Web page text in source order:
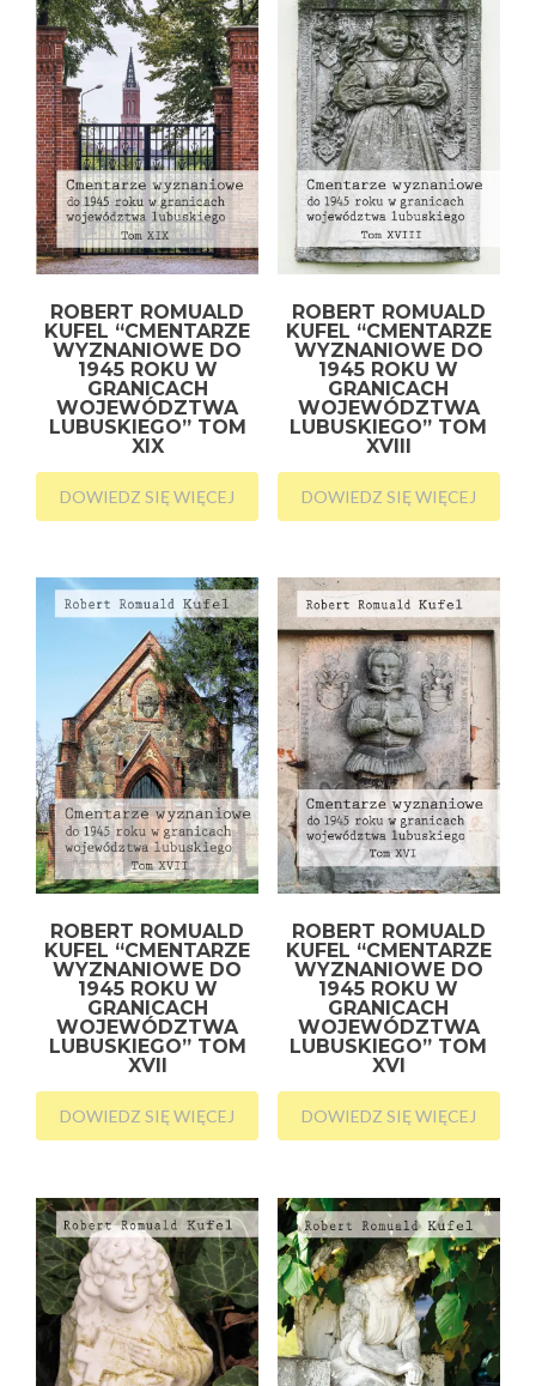
ROBERT ROMUALD
KUFEL “CMENTARZE
WYZNANIOWE DO
1945 ROKU W
GRANICACH
WOJEWÓDZTWA
LUBUSKIEGO” TOM
XIX
DOWIEDZ SIĘ WIĘCEJ
ROBERT ROMUALD
KUFEL “CMENTARZE
WYZNANIOWE DO
1945 ROKU W
GRANICACH
WOJEWÓDZTWA
LUBUSKIEGO” TOM
XVIII
DOWIEDZ SIĘ WIĘCEJ
ROBERT ROMUALD
KUFEL “CMENTARZE
WYZNANIOWE DO
1945 ROKU W
GRANICACH
WOJEWÓDZTWA
LUBUSKIEGO” TOM
XVII
DOWIEDZ SIĘ WIĘCEJ
ROBERT ROMUALD
KUFEL “CMENTARZE
WYZNANIOWE DO
1945 ROKU W
GRANICACH
WOJEWÓDZTWA
LUBUSKIEGO” TOM
XVI
DOWIEDZ SIĘ WIĘCEJ